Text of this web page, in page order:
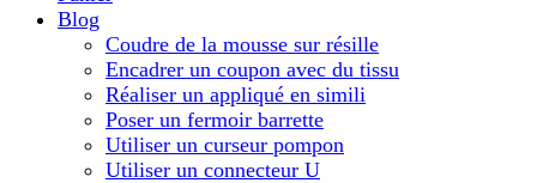
Blog
Coudre de la mousse sur résille
Encadrer un coupon avec du tissu
Réaliser un appliqué en simili
Poser un fermoir barrette
Utiliser un curseur pompon
Utiliser un connecteur U